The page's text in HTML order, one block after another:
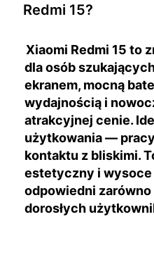
Redmi 15?
Xiaomi Redmi 15 to
dla osób
ekranem, mocną
wydajnością i
atrakcyjnej cenie.
użytkowania —
kontaktu z bliskimi.
estetyczny i wysoce
odpowiedni zarówno
dorosłych